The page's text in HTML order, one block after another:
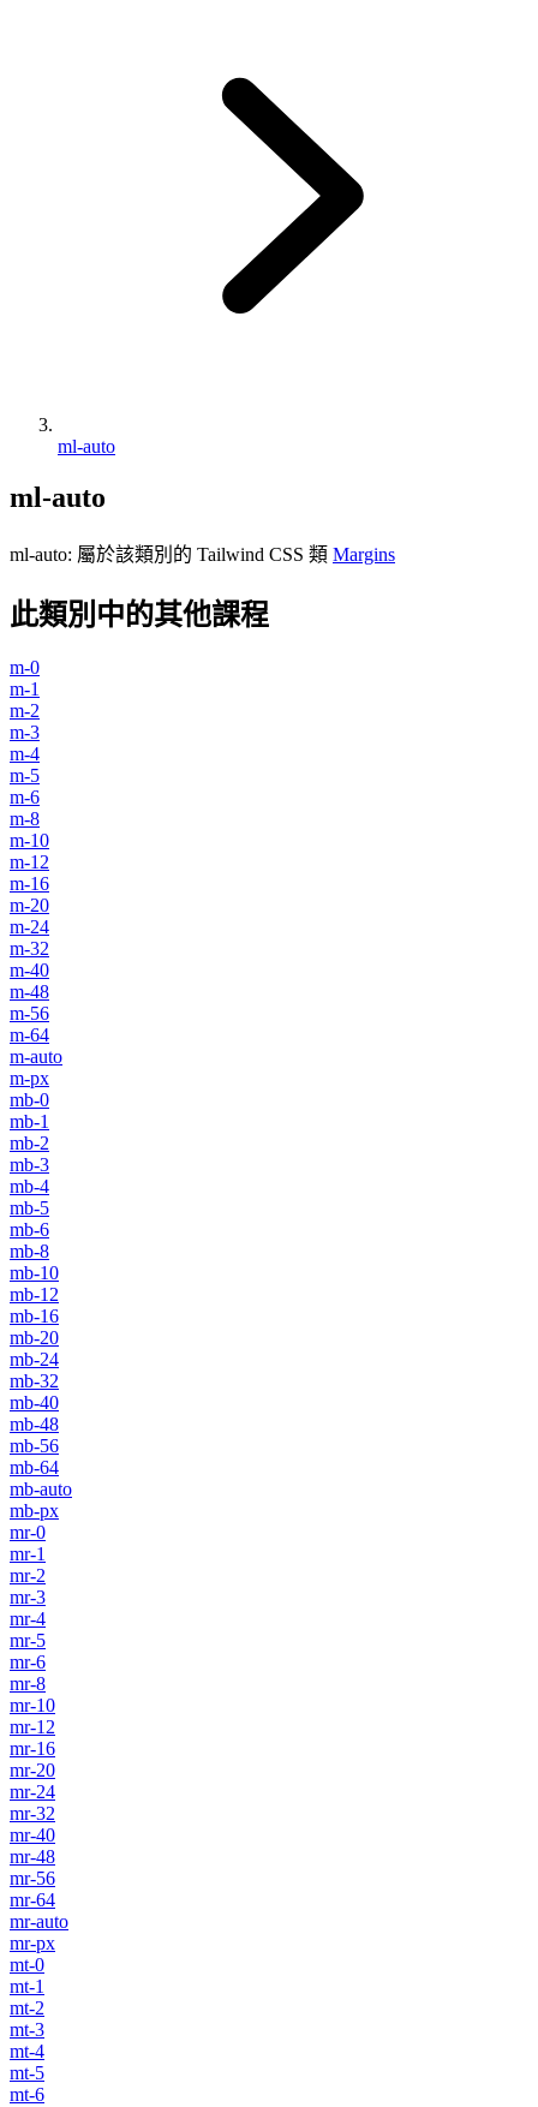
ml-auto
ml-auto
ml-auto: 屬於該類別的 Tailwind CSS 類 Margins
此類別中的其他課程
m-0
m-1
m-2
m-3
m-4
m-5
m-6
m-8
m-10
m-12
m-16
m-20
m-24
m-32
m-40
m-48
m-56
m-64
m-auto
m-px
mb-0
mb-1
mb-2
mb-3
mb-4
mb-5
mb-6
mb-8
mb-10
mb-12
mb-16
mb-20
mb-24
mb-32
mb-40
mb-48
mb-56
mb-64
mb-auto
mb-px
mr-0
mr-1
mr-2
mr-3
mr-4
mr-5
mr-6
mr-8
mr-10
mr-12
mr-16
mr-20
mr-24
mr-32
mr-40
mr-48
mr-56
mr-64
mr-auto
mr-px
mt-0
mt-1
mt-2
mt-3
mt-4
mt-5
mt-6